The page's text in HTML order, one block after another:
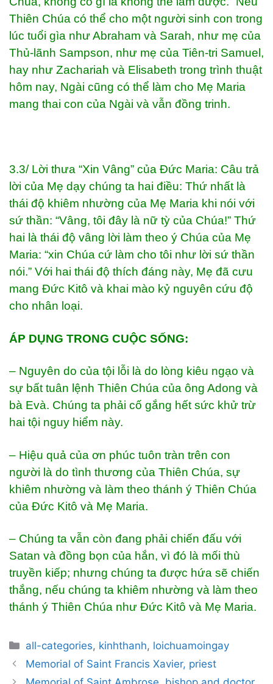
Thiên Chúa có thể cho một người sinh con trong
lúc tuổi gìa như Abraham và Sarah, như mẹ của
Thủ-lãnh Sampson, như mẹ của Tiên-tri Samuel,
hay như Zachariah và Elisabeth trong trình thuật
hôm nay, Ngài cũng có thể làm cho Mẹ Maria
mang thai con của Ngài và vẫn đồng trinh.
3.3/ Lời thưa “Xin Vâng” của Đức Maria: Câu trả
lời của Mẹ dạy chúng ta hai điều: Thứ nhất là
thái độ khiêm nhường của Mẹ Maria khi nói với
sứ thần: “Vâng, tôi đây là nữ tỳ của Chúa!” Thứ
hai là thái độ vâng lời làm theo ý Chúa của Mẹ
Maria: “xin Chúa cứ làm cho tôi như lời sứ thần
nói.” Với hai thái độ thích đáng này, Mẹ đã cưu
mang Đức Kitô và khai mào kỷ nguyên cứu độ
cho nhân loại.
ÁP DỤNG TRONG CUỘC SỐNG:
– Nguyên do của tội lỗi là do lòng kiêu ngạo và
sự bất tuân lệnh Thiên Chúa của ông Adong và
bà Evà. Chúng ta phải cố gắng hết sức khử trừ
hai tội nguy hiểm này.
– Hiệu quả của ơn phúc tuôn tràn trên con
người là do tình thương của Thiên Chúa, sự
khiêm nhường và làm theo thánh ý Thiên Chúa
của Đức Kitô và Mẹ Maria.
– Chúng ta vẫn còn đang phải chiến đấu với
Satan và đồng bọn của hắn, vì đó là mối thù
truyền kiếp; nhưng chúng ta được hứa sẽ chiến
thắng, nếu chúng ta khiêm nhường và làm theo
thánh ý Thiên Chúa như Đức Kitô và Mẹ Maria.
Categories
all-categories, kinhthanh, loichuamoingay
Post
navigation
Memorial of Saint Francis Xavier, priest